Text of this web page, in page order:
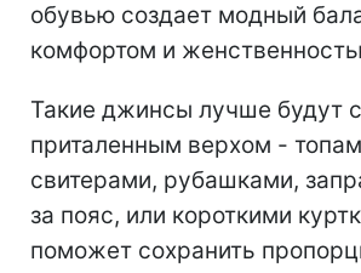
обувью создает модный
комфортом и
Такие джинсы лучше будут
приталенным верхом -
свитерами, рубашками,
за пояс, или короткими
поможет сохранить